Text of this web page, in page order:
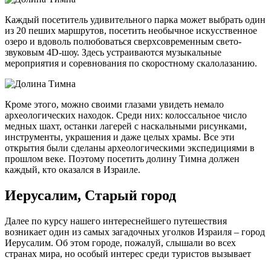
Каждый посетитель удивительного парка может выбрать один
из 20 пеших маршрутов, посетить необычное искусственное
озеро и вдоволь полюбоваться сверхсовременным свето-
звуковым 4D-шоу. Здесь устраиваются музыкальные
мероприятия и соревнования по скоростному скалолазанию.
Кроме этого, можно своими глазами увидеть немало
археологических находок. Среди них: колоссальное число
медных шахт, останки лагерей с наскальными рисунками,
инструменты, украшения и даже целых храмы. Все эти
открытия были сделаны археологическими экспедициями в
прошлом веке. Поэтому посетить долину Тимна должен
каждый, кто оказался в Израиле.
Иерусалим, Старый город
Далее по курсу нашего интереснейшего путешествия
возникает один из самых загадочных уголков Израиля – город
Иерусалим. Об этом городе, пожалуй, слышали во всех
странах мира, но особый интерес среди туристов вызывает